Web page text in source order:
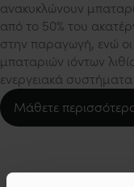
ανακυκλώνουν
από το 50% του
στην παραγωγή, ενώ
μπαταριών ιόντων
ενεργειακά συστήματα
Μάθετε